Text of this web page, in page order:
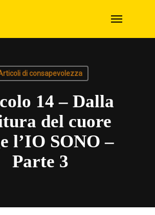
Menu
di consapevolezza
14 – Dalla
del cuore
l’IO SONO –
Parte 3